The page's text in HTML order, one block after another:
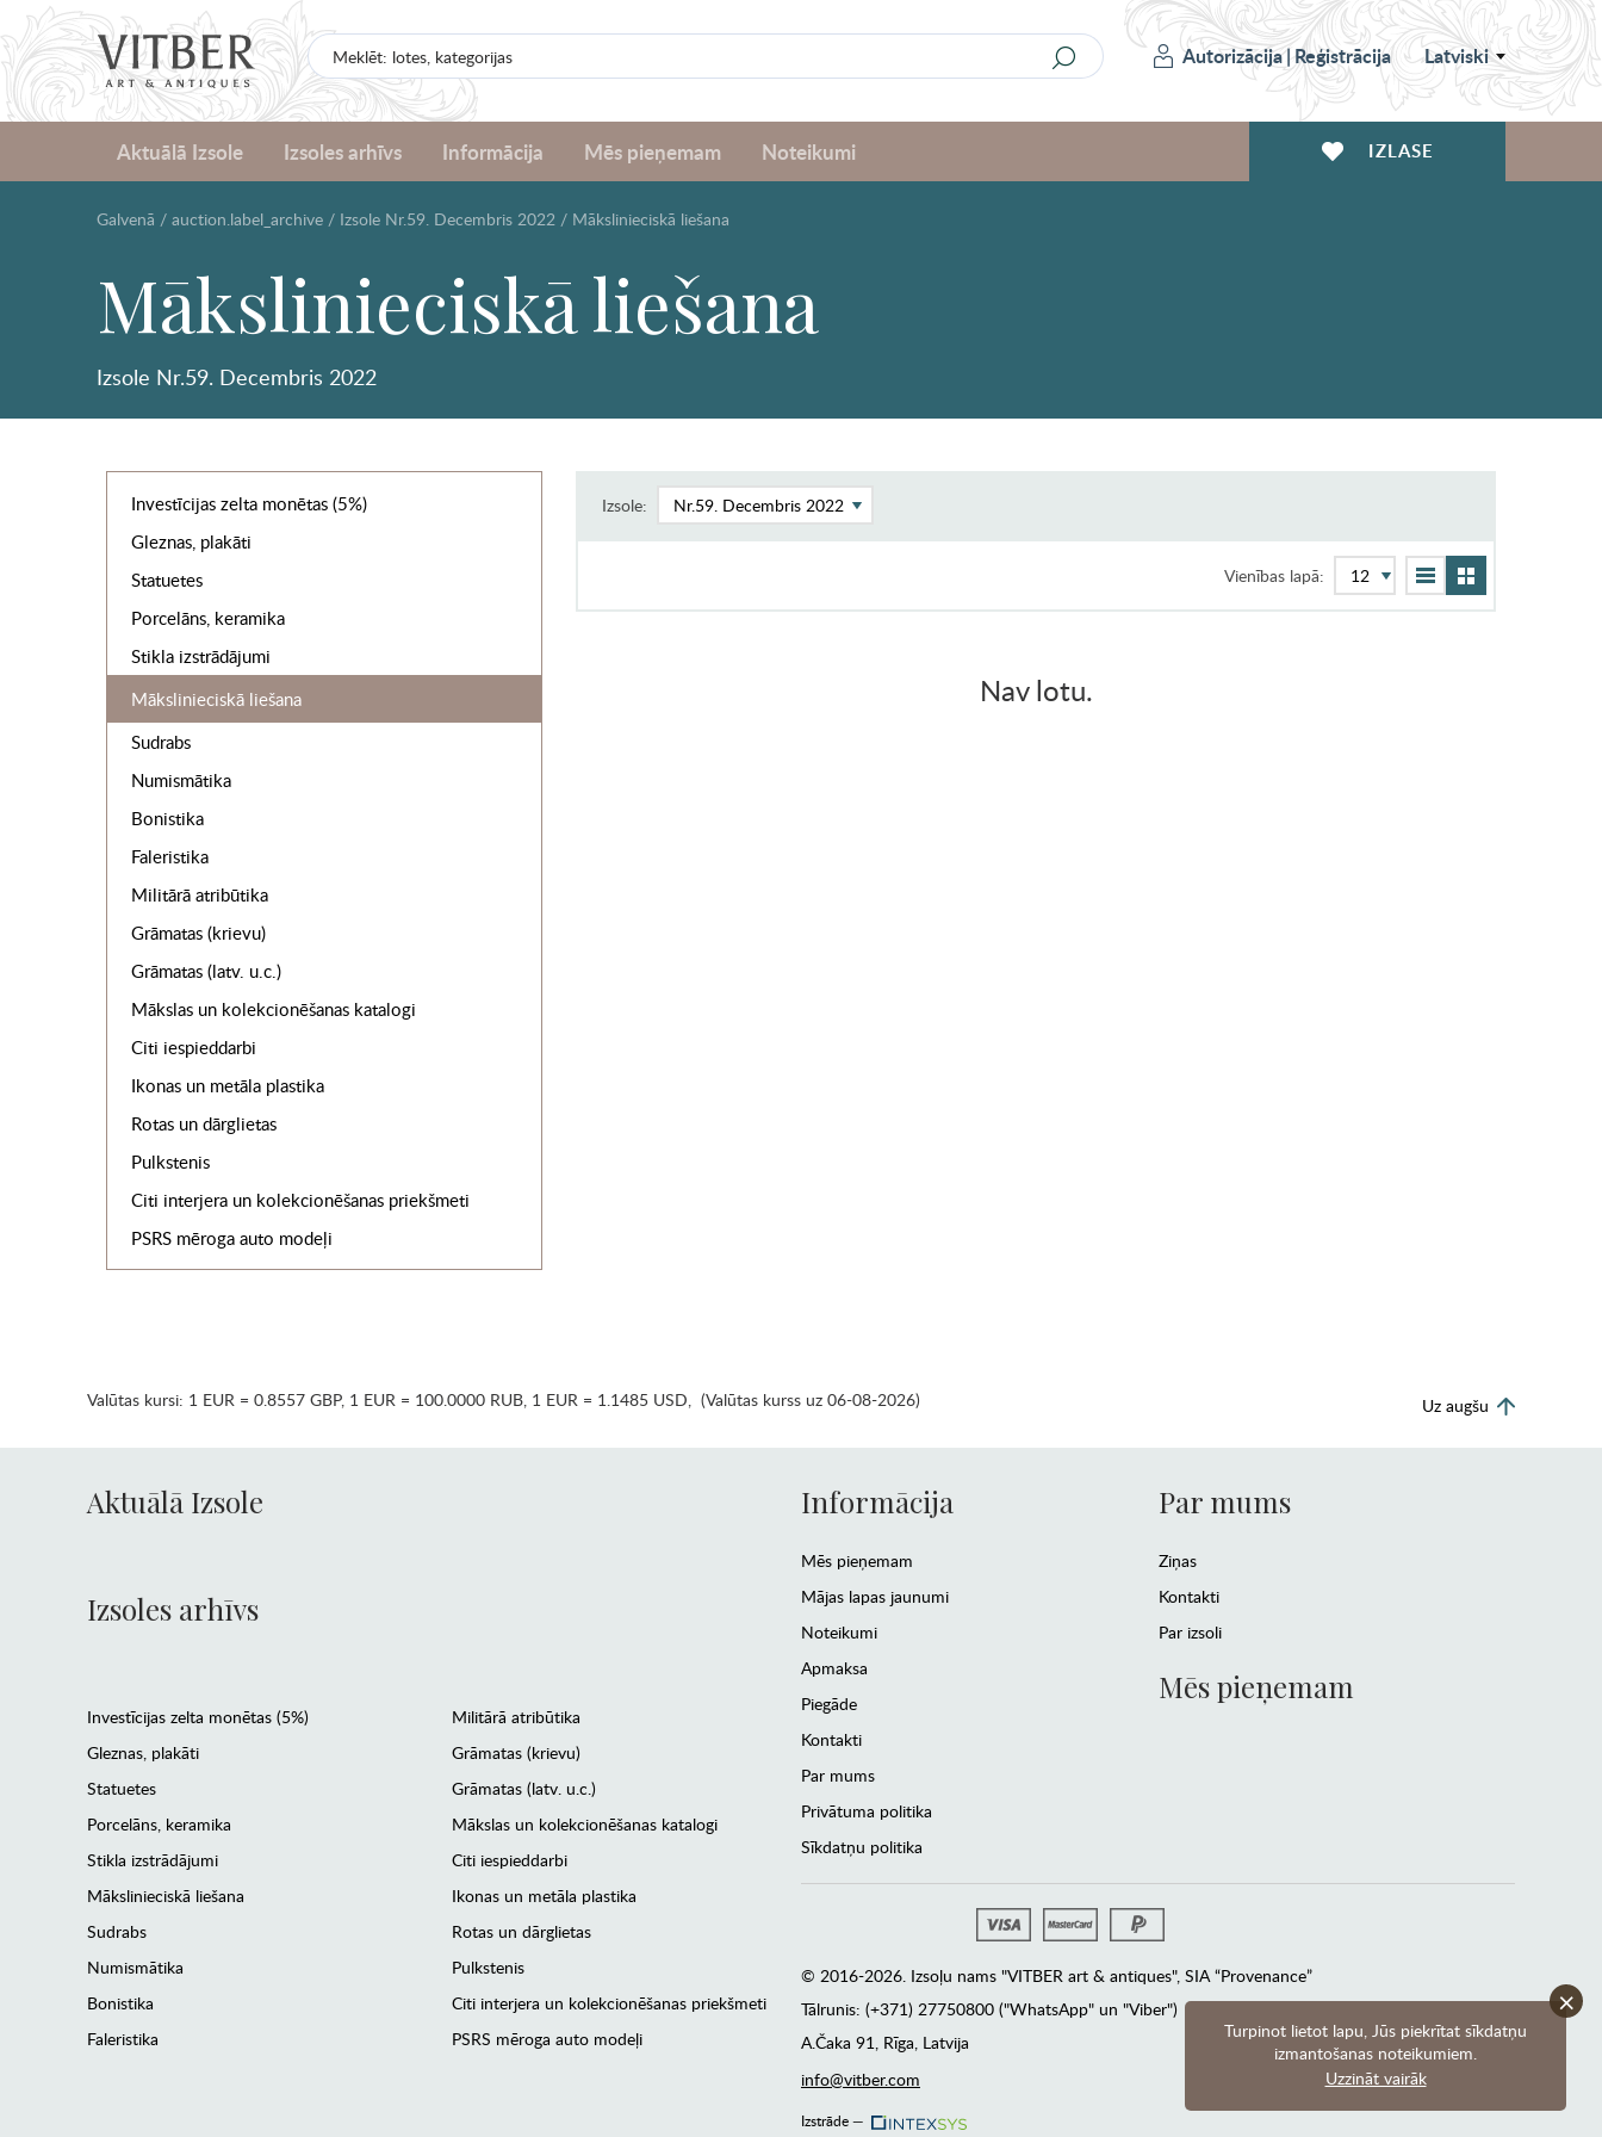
Autorizācija|Reģistrācija Latviski
Aktuālā Izsole Izsoles arhīvs Informācija Mēs pieņemam Noteikumi IZLASE
Galvenā / auction.label_archive / Izsole Nr.59. Decembris 2022 / Mākslinieciskā liešana
Mākslinieciskā liešana
Izsole Nr.59. Decembris 2022
Investīcijas zelta monētas (5%)
Gleznas, plakāti
Statuetes
Porcelāns, keramika
Stikla izstrādājumi
Mākslinieciskā liešana
Sudrabs
Numismātika
Bonistika
Faleristika
Militārā atribūtika
Grāmatas (krievu)
Grāmatas (latv. u.c.)
Mākslas un kolekcionēšanas katalogi
Citi iespieddarbi
Ikonas un metāla plastika
Rotas un dārglietas
Pulkstenis
Citi interjera un kolekcionēšanas priekšmeti
PSRS mēroga auto modeļi
Izsole:
Vienības lapā:
Nav lotu.
Turpinot lietot lapu, Jūs piekrītat sīkdatņu
izmantošanas noteikumiem.
Uzzināt vairāk
×
Valūtas kursi: 1 EUR = 0.8557 GBP, 1 EUR = 100.0000 RUB, 1 EUR = 1.1485 USD, (Valūtas kurss uz 06-08-2026) Uz augšu
Aktuālā Izsole
Izsoles arhīvs
Investīcijas zelta monētas (5%)
Gleznas, plakāti
Statuetes
Porcelāns, keramika
Stikla izstrādājumi
Mākslinieciskā liešana
Sudrabs
Numismātika
Bonistika
Faleristika
Militārā atribūtika
Grāmatas (krievu)
Grāmatas (latv. u.c.)
Mākslas un kolekcionēšanas katalogi
Citi iespieddarbi
Ikonas un metāla plastika
Rotas un dārglietas
Pulkstenis
Citi interjera un kolekcionēšanas priekšmeti
PSRS mēroga auto modeļi
Informācija
Mēs pieņemam
Mājas lapas jaunumi
Noteikumi
Apmaksa
Piegāde
Kontakti
Par mums
Privātuma politika
Sīkdatņu politika
Par mums
Ziņas
Kontakti
Par izsoli
Mēs pieņemam
© 2016-2026. Izsoļu nams "VITBER art & antiques", SIA “Provenance”
Tālrunis: (+371) 27750800 ("WhatsApp" un "Viber")
А.Čaka 91, Rīga, Latvija
info@vitber.com
Izstrāde —